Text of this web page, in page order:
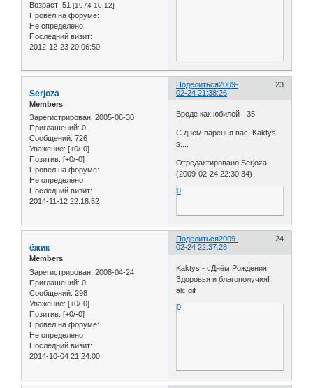
Возраст: 51 [1974-10-12]
Провел на форуме:
Не определено
Последний визит:
2012-12-23 20:06:50
Поделиться 23
2009-
02-24 21:38:26
Serjoza
Members
Зарегистрирован: 2005-06-30
Приглашений: 0
Сообщений: 726
Уважение: [+0/-0]
Позитив: [+0/-0]
Провел на форуме:
Не определено
Последний визит:
2014-11-12 22:18:52
Вроде как юбилей - 35!
С днём варенья вас, Kaktys-
s....
Отредактировано Serjoza
(2009-02-24 22:30:34)
0
Поделиться 24
2009-
02-24 22:37:28
ёжик
Members
Зарегистрирован: 2008-04-24
Приглашений: 0
Сообщений: 298
Уважение: [+0/-0]
Позитив: [+0/-0]
Провел на форуме:
Не определено
Последний визит:
2014-10-04 21:24:00
Kaktys - cДнём Рождения!
Здоровья и благополучия!
alc.gif
0